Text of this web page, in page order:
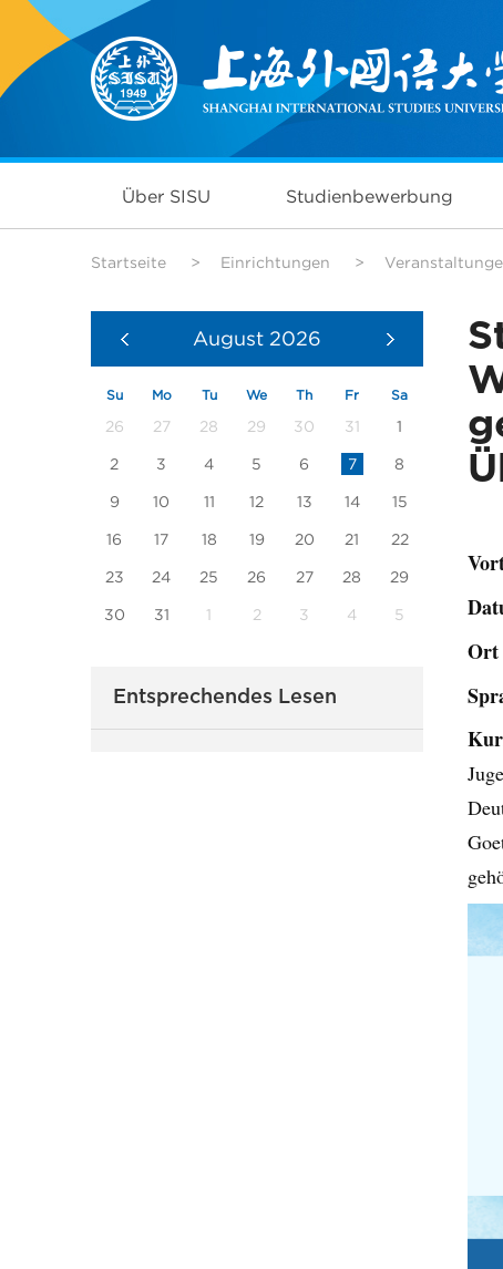
Über SISU Studienbewerbung
Startseite > Einrichtungen >
August 2026
Su Mo Tu We Th Fr Sa
26 27 28 29 30 31 1
2 3 4 5 6 7 8
9 10 11 12 13 14 15
16 17 18 19 20 21 22
23 24 25 26 27 28 29
30 31 1 2 3 4 5
Entsprechendes Lesen
Ort